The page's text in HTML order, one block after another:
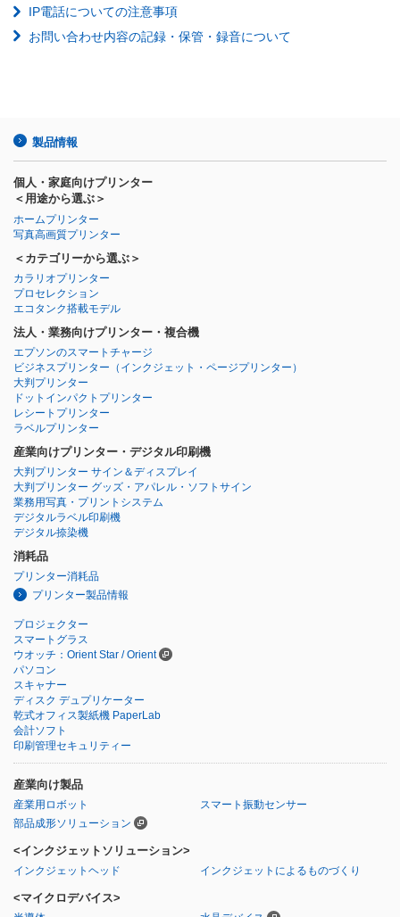
IP電話についての注意事項
お問い合わせ内容の記録・保管・録音について
製品情報
個人・家庭向けプリンター
＜用途から選ぶ＞
ホームプリンター
写真高画質プリンター
＜カテゴリーから選ぶ＞
カラリオプリンター
プロセレクション
エコタンク搭載モデル
法人・業務向けプリンター・複合機
エプソンのスマートチャージ
ビジネスプリンター （インクジェット・ページプリンター）
大判プリンター
ドットインパクトプリンター
レシートプリンター
ラベルプリンター
産業向けプリンター・デジタル印刷機
大判プリンター サイン＆ディスプレイ
大判プリンター グッズ・アパレル・ソフトサイン
業務用写真・プリントシステム
デジタルラベル印刷機
デジタル捺染機
消耗品
プリンター消耗品
プリンター製品情報
プロジェクター
スマートグラス
ウオッチ：Orient Star / Orient
パソコン
スキャナー
ディスク デュプリケーター
乾式オフィス製紙機 PaperLab
会計ソフト
印刷管理セキュリティー
産業向け製品
産業用ロボット
スマート振動センサー
部品成形ソリューション
<インクジェットソリューション>
インクジェットヘッド インクジェットによるものづくり
<マイクロデバイス>